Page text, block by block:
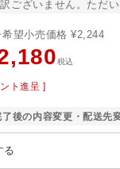
ございません。ただ
希望小売価格 ¥2,244
税込
ト進呈 ]
了後の内容変更・配送先